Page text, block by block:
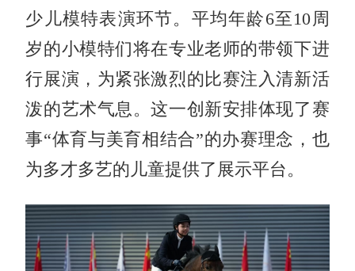
少儿模特表演环节。平均年龄6至10周
岁的小模特们将在专业老师的带领下进
行展演，为紧张激烈的比赛注入清新活
泼的艺术气息。这一创新安排体现了赛
事“体育与美育相结合”的办赛理念，也
为多才多艺的儿童提供了展示平台。